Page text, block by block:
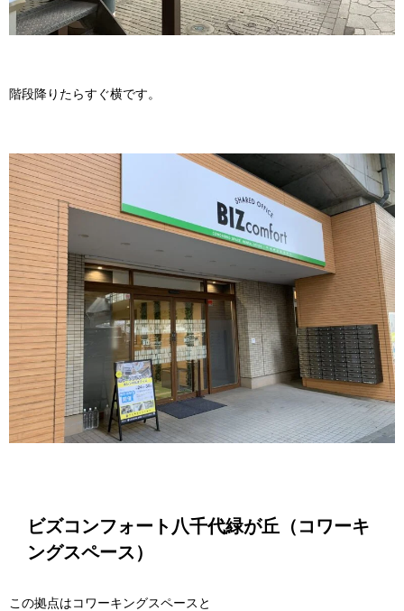
階段降りたらすぐ横です。
ビズコンフォート八千代緑が丘（コワーキ
ングスペース）
この拠点はコワーキングスペースと